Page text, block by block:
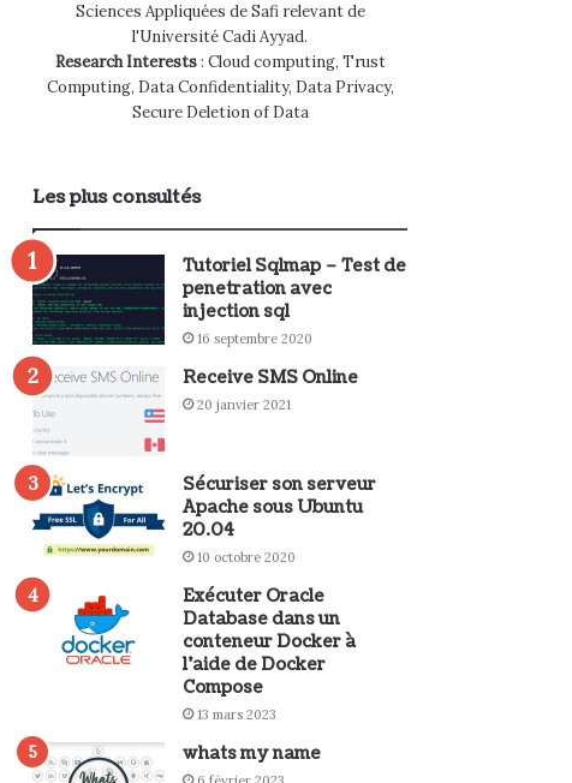
Sciences Appliquées de Safi relevant de
l'Université Cadi Ayyad.
Research Interests: Cloud computing, Trust
Computing, Data Confidentiality, Data Privacy,
Secure Deletion of Data
Les plus consultés
Tutoriel Sqlmap – Test de
penetration avec
injection sql
16 septembre 2020
Receive SMS Online
20 janvier 2021
Sécuriser son serveur
Apache sous Ubuntu
20.04
10 octobre 2020
Exécuter Oracle
Database dans un
conteneur Docker à
l’aide de Docker
Compose
13 mars 2023
whats my name